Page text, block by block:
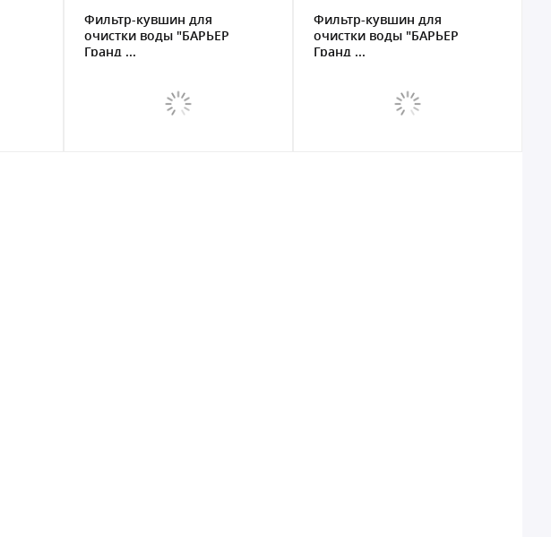
Фильтр-кувшин для
очистки воды "БАРЬЕР
Гранд ...
Фильтр-кувшин для
очистки воды "БАРЬЕР
Гранд ...